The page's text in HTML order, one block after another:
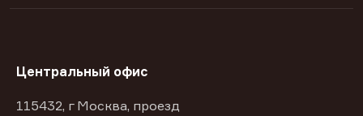
Центральный офис
115432, г Москва, проезд